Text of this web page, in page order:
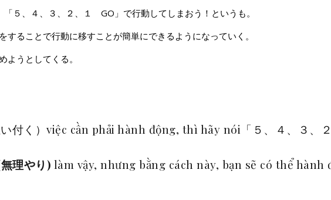
「５、４、３、２、１ GO」で行動してしまおう！というも。
ることで行動に移すことが簡単にできるようになっていく。
うとしてくる。
付く）việc cần phải hành động, thì hãy nói「５、４、３、
無理やり) làm vậy, nhưng bằng cách này, bạn sẽ có thể hành